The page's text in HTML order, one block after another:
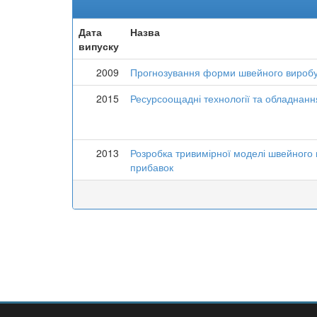
Дата
випуску
Назва
2009 Прогнозування форми швейного виробу
2015
Ресурсоощадні технології та
2013
Розробка тривимірної моделі
прибавок